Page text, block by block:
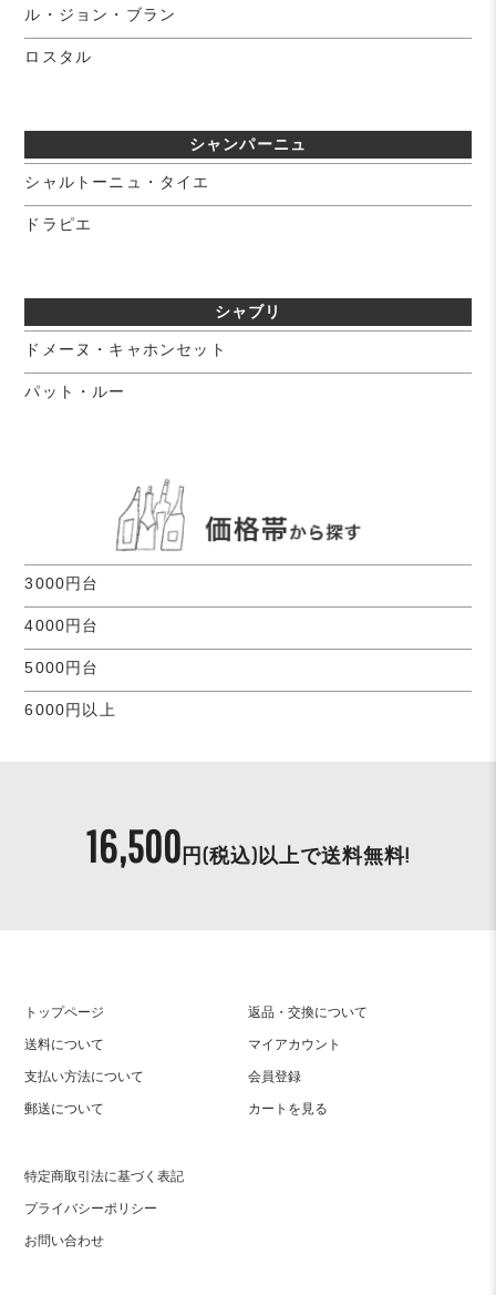
ル・ジョン・ブラン
ロスタル
シャンパーニュ
シャルトーニュ・タイエ
ドラピエ
シャブリ
ドメーヌ・キャホンセット
パット・ルー
3000円台
4000円台
5000円台
6000円以上
16,500円(税込)以上で送料無料!
トップページ
送料について
支払い方法について
郵送について
返品・交換について
マイアカウント
会員登録
カートを見る
特定商取引法に基づく表記
プライバシーポリシー
お問い合わせ